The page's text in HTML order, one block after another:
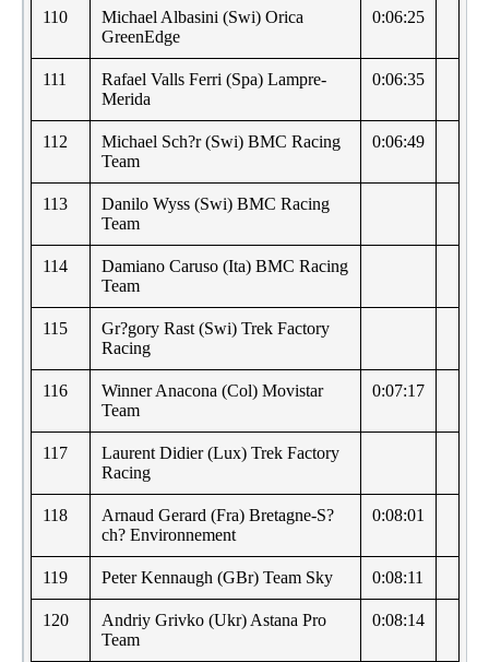
110
Michael Albasini (Swi) Orica
GreenEdge
0:06:25
111
Rafael Valls Ferri (Spa) Lampre-
Merida
0:06:35
112
Michael Sch?r (Swi) BMC Racing
Team
0:06:49
113
Danilo Wyss (Swi) BMC Racing
Team
114
Damiano Caruso (Ita) BMC Racing
Team
115
Gr?gory Rast (Swi) Trek Factory
Racing
116
Winner Anacona (Col) Movistar
Team
0:07:17
117
Laurent Didier (Lux) Trek Factory
Racing
118
Arnaud Gerard (Fra) Bretagne-S?
ch? Environnement
0:08:01
119 Peter Kennaugh (GBr) Team Sky 0:08:11
120
Andriy Grivko (Ukr) Astana Pro
Team
0:08:14